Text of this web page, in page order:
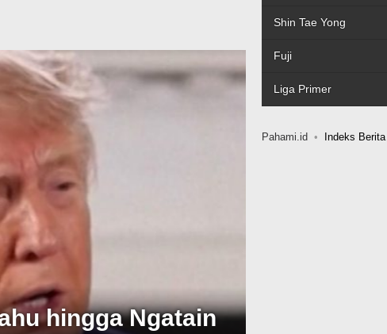
hingga Ngatain
Shin Tae Yong
Fuji
Liga Primer
Pahami.id Indeks Berita